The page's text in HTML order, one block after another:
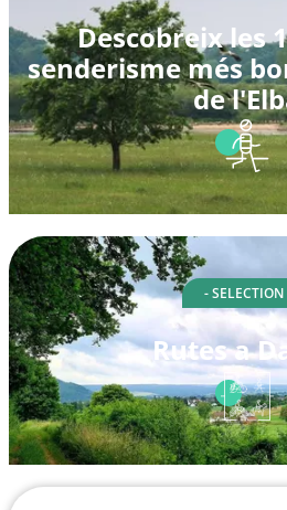
Descobreix les
senderisme més
de
- SELECTION
Rutes a